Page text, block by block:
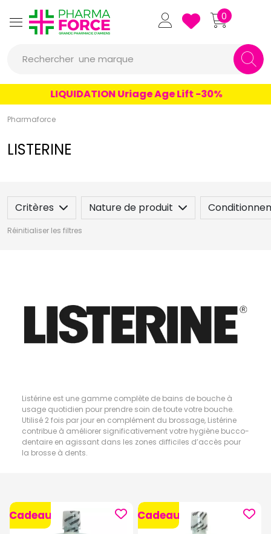
Pharmaforce Grande Pharmacie
0
Rechercher une marque
un conseil
un produit
LIQUIDATION Uriage Age Lift -30%
Pharmaforce
LISTERINE
Critères Nature de produit
Réinitialiser les filtres
Listérine est une gamme complète de bains de bouche à
usage quotidien pour prendre soin de toute votre bouche.
Utilisé 2 fois par jour en complément du brossage, Listérine
contribue à améliorer significativement votre hygiène bucco-
dentaire en agissant dans les zones difficiles d’accès pour
la brosse à dents.
Cadeau Cadeau